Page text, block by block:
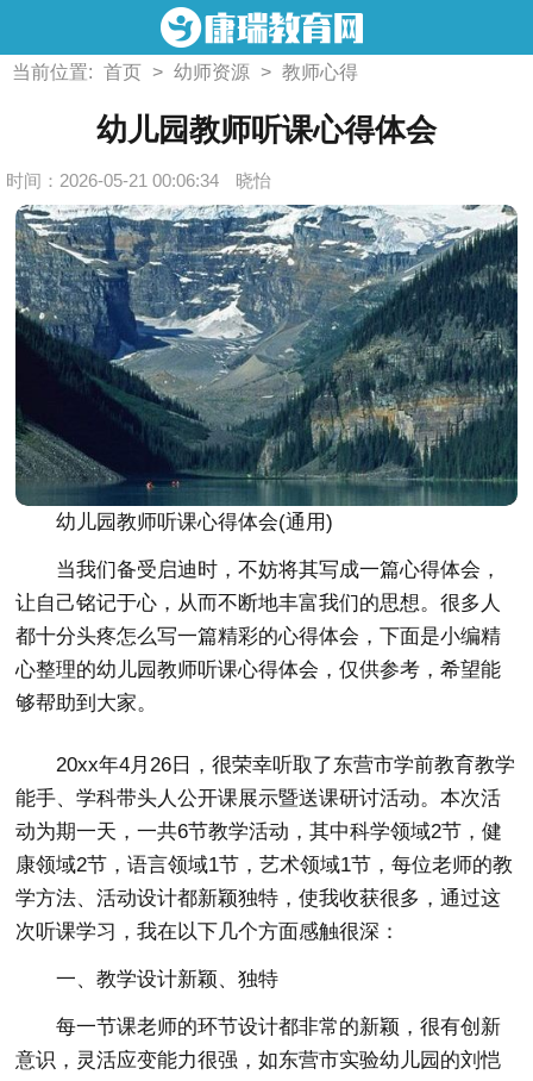
当前位置: 首页 > 幼师资源 > 教师心得
幼儿园教师听课心得体会
时间：2026-05-21 00:06:34 晓怡
幼儿园教师听课心得体会(通用)
当我们备受启迪时，不妨将其写成一篇心得体会，
让自己铭记于心，从而不断地丰富我们的思想。很多人
都十分头疼怎么写一篇精彩的心得体会，下面是小编精
心整理的幼儿园教师听课心得体会，仅供参考，希望能
够帮助到大家。
20xx年4月26日，很荣幸听取了东营市学前教育教学
能手、学科带头人公开课展示暨送课研讨活动。本次活
动为期一天，一共6节教学活动，其中科学领域2节，健
康领域2节，语言领域1节，艺术领域1节，每位老师的教
学方法、活动设计都新颖独特，使我收获很多，通过这
次听课学习，我在以下几个方面感触很深：
一、教学设计新颖、独特
每一节课老师的环节设计都非常的新颖，很有创新
意识，灵活应变能力很强，如东营市实验幼儿园的刘恺